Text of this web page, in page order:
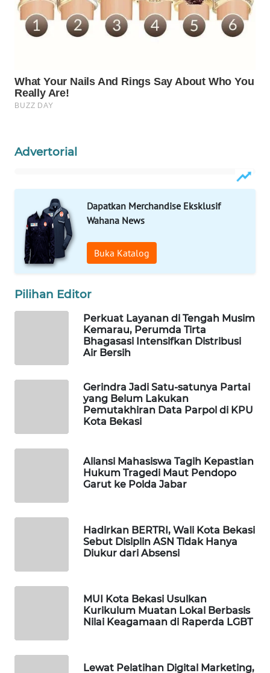
Advertorial
Dapatkan Merchandise Eksklusif
Wahana News
Buka Katalog
Pilihan Editor
Perkuat Layanan di Tengah Musim
Kemarau, Perumda Tirta
Bhagasasi Intensifkan Distribusi
Air Bersih
Gerindra Jadi Satu-satunya Partai
yang Belum Lakukan
Pemutakhiran Data Parpol di KPU
Kota Bekasi
Aliansi Mahasiswa Tagih Kepastian
Hukum Tragedi Maut Pendopo
Garut ke Polda Jabar
Hadirkan BERTRI, Wali Kota Bekasi
Sebut Disiplin ASN Tidak Hanya
Diukur dari Absensi
MUI Kota Bekasi Usulkan
Kurikulum Muatan Lokal Berbasis
Nilai Keagamaan di Raperda LGBT
Lewat Pelatihan Digital Marketing,
WAHANA
PERSONA
OTOMOTIF
LAPAK
WAHANA
Wahana
Network
KELISTRIKAN
ID
MKLI